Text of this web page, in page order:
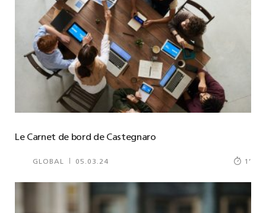
Le Carnet de bord de Castegnaro
GLOBAL 05.03.24 1’